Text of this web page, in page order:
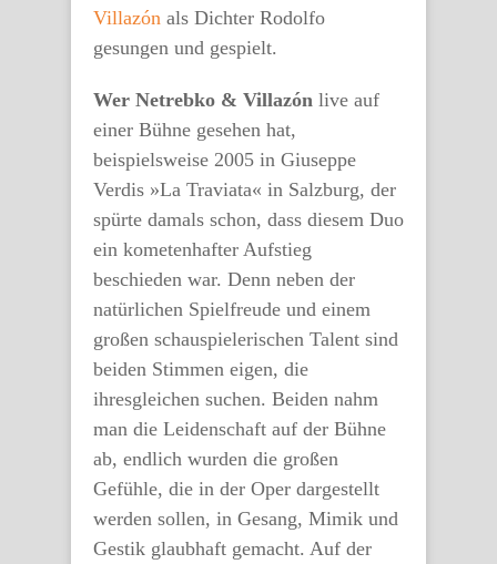
Villazón als Dichter Rodolfo
gesungen und gespielt.
Wer Netrebko & Villazón live auf
einer Bühne gesehen hat,
beispielsweise 2005 in Giuseppe
Verdis »La Traviata« in Salzburg, der
spürte damals schon, dass diesem Duo
ein kometenhafter Aufstieg
beschieden war. Denn neben der
natürlichen Spielfreude und einem
großen schauspielerischen Talent sind
beiden Stimmen eigen, die
ihresgleichen suchen. Beiden nahm
man die Leidenschaft auf der Bühne
ab, endlich wurden die großen
Gefühle, die in der Oper dargestellt
werden sollen, in Gesang, Mimik und
Gestik glaubhaft gemacht. Auf der